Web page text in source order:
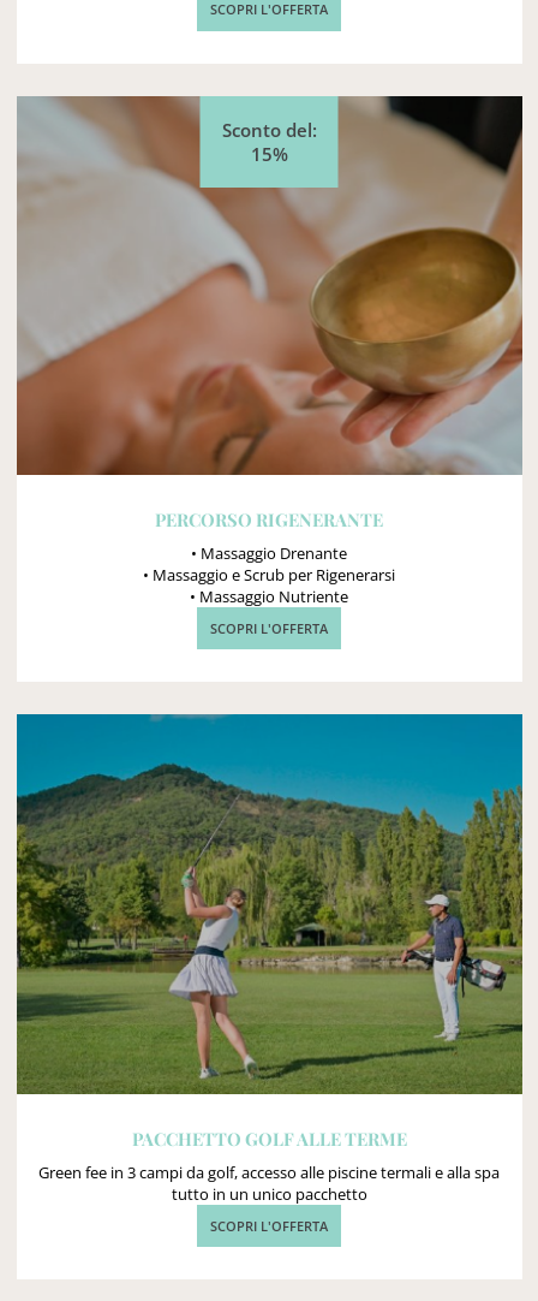
SCOPRI L'OFFERTA
Sconto del:
15%
PERCORSO RIGENERANTE
• Massaggio Drenante
• Massaggio e Scrub per Rigenerarsi
• Massaggio Nutriente
SCOPRI L'OFFERTA
PACCHETTO GOLF ALLE TERME
Green fee in 3 campi da golf, accesso alle piscine termali e alla spa
tutto in un unico pacchetto
SCOPRI L'OFFERTA